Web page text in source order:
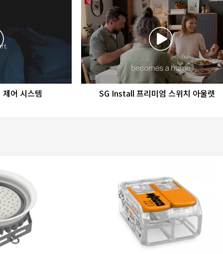
어 시스템 favorite_bordershare
SG Install 프리미엄 스위치 아울렛